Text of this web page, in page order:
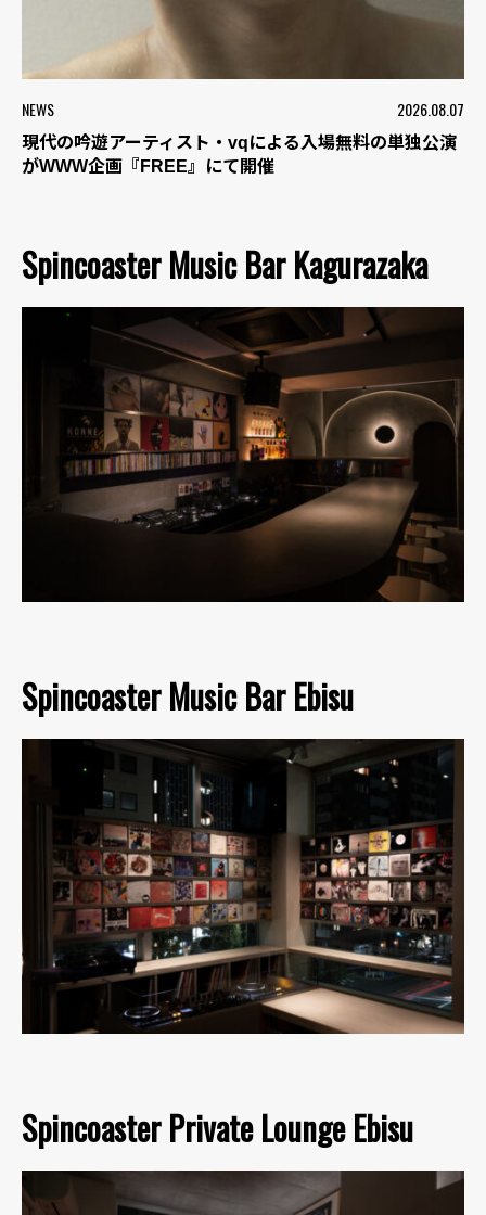
NEWS 2026.08.07
現代の吟遊アーティスト・vqによる入場無料の単独公演
がWWW企画『FREE』にて開催
Spincoaster Music Bar Kagurazaka
Spincoaster Music Bar Ebisu
Spincoaster Private Lounge Ebisu